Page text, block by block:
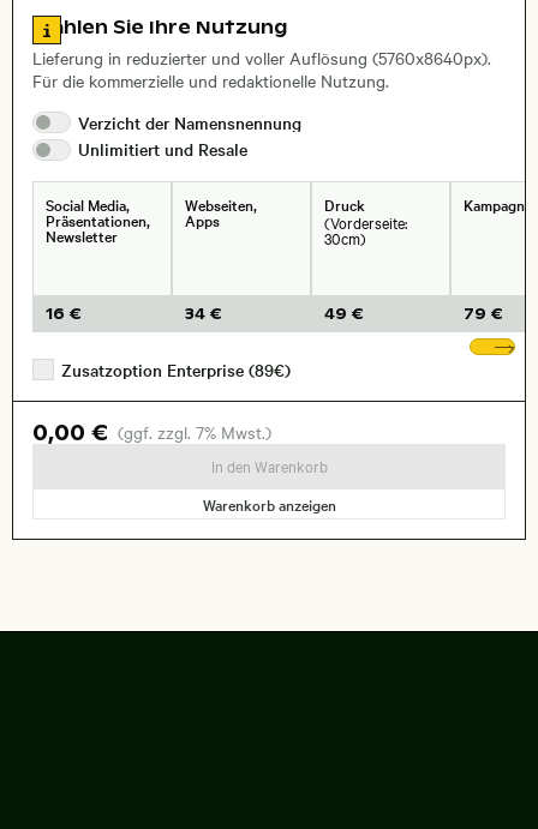
, Objektiv
Zu den Lizenzinformationen springen
Wählen Sie Ihre Nutzung
Lieferung in reduzierter und voller Auflösung (5760x8640px).
Für die kommerzielle und redaktionelle Nutzung.
Verzicht der Namensnennung
Unlimitiert und Resale
Social Media,
Präsentationen,
Newsletter
16 €
Webseiten,
Apps
34 €
Druck
(Vorderseite:
30cm)
49 € 79 €
Zusatzoption Enterprise (89€)
0,00 € (ggf. zzgl. 7% Mwst.)
In den Warenkorb
Warenkorb anzeigen